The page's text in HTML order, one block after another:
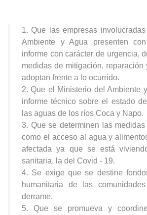
1. Que las empresas
Ambiente y Agua presenten
informe con carácter de urgencia,
medidas de mitigación, reparación
adoptan frente a lo ocurrido.
2. Que el Ministerio del Ambiente
informe técnico sobre el estado
las aguas de los ríos Coca y Napo.
3. Que se determinen las medidas
como el acceso al agua y
afectada ya que se está
sanitaria, la del Covid - 19.
4. Se exige que se destine
humanitaria de las
derrame.
5. Que se promueva y